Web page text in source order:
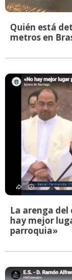
Quién está
metros en
La arenga
hay mejor
parroquia»